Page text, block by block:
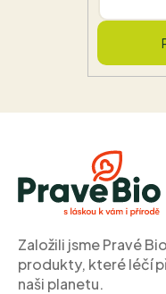
Založili jsme Pravé
produkty, které léčí
naši planetu.